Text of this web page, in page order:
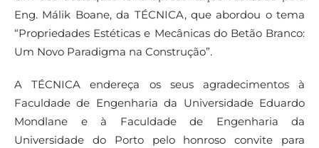
Eng. Málik Boane, da TÉCNICA, que abordou o tema
“Propriedades Estéticas e Mecânicas do Betão Branco:
Um Novo Paradigma na Construção”.
A TÉCNICA endereça os seus agradecimentos à
Faculdade de Engenharia da Universidade Eduardo
Mondlane e à Faculdade de Engenharia da
Universidade do Porto pelo honroso convite para